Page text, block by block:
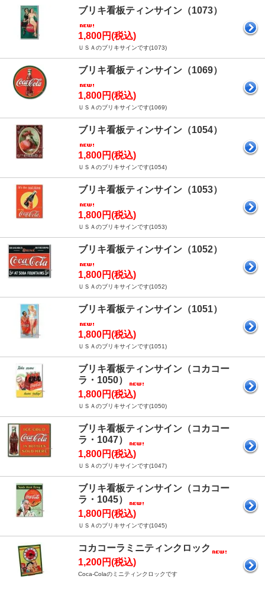
ブリキ看板ティンサイン（1073）
1,800円(税込)
ＵＳＡのブリキサインです(1073)
ブリキ看板ティンサイン（1069）
1,800円(税込)
ＵＳＡのブリキサインです(1069)
ブリキ看板ティンサイン（1054）
1,800円(税込)
ＵＳＡのブリキサインです(1054)
ブリキ看板ティンサイン（1053）
1,800円(税込)
ＵＳＡのブリキサインです(1053)
ブリキ看板ティンサイン（1052）
1,800円(税込)
ＵＳＡのブリキサインです(1052)
ブリキ看板ティンサイン（1051）
1,800円(税込)
ＵＳＡのブリキサインです(1051)
ブリキ看板ティンサイン（コカコー
ラ・1050）
1,800円(税込)
ＵＳＡのブリキサインです(1050)
ブリキ看板ティンサイン（コカコー
ラ・1047）
1,800円(税込)
ＵＳＡのブリキサインです(1047)
ブリキ看板ティンサイン（コカコー
ラ・1045）
1,800円(税込)
ＵＳＡのブリキサインです(1045)
コカコーラミニティンクロック
1,200円(税込)
Coca-Colaのミニティンクロックです